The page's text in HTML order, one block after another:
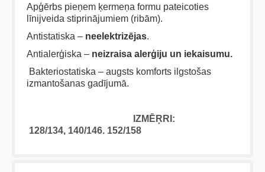
Apģērbs pieņem ķermeņa formu pateicoties
līnijveida stiprinājumiem (ribām).
Antistatiska – neelektrizējas.
Antialerģiska – neizraisa alerģiju un iekaisumu.
Bakteriostatiska – augsts komforts ilgstošas
izmantošanas gadījumā.
IZMĒŖRI:
128/134, 140/146. 152/158